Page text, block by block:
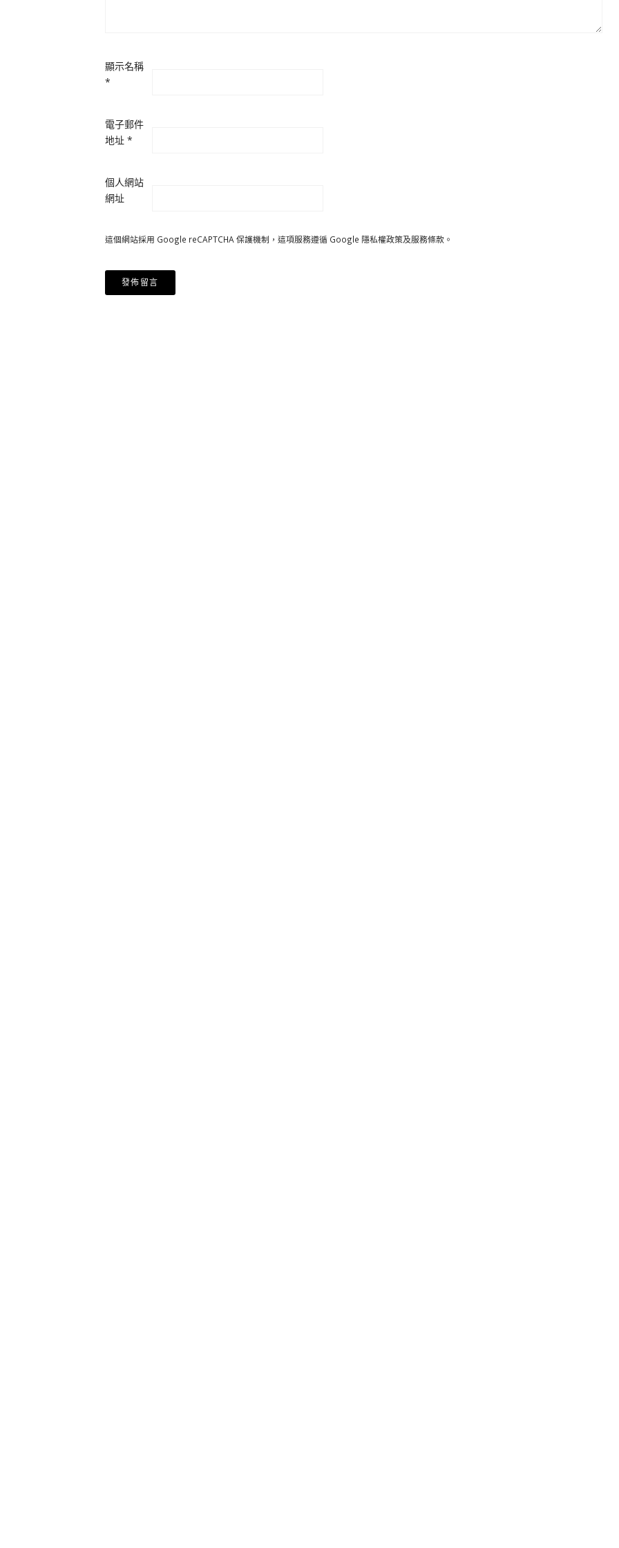
顯示名稱
*
電子郵件
地址 *
個人網站
網址
這個網站採用 Google reCAPTCHA 保護機制，這項服務遵循 Google 隱私權政策及服務條款 。